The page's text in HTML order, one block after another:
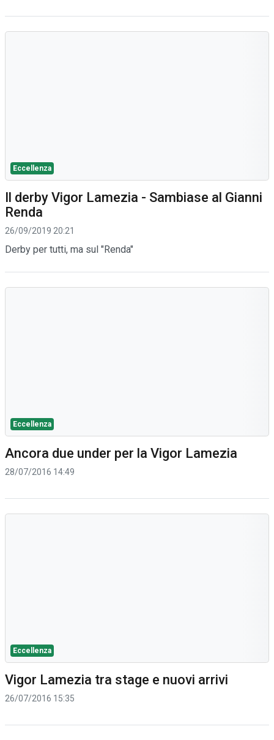
Eccellenza
Il derby Vigor Lamezia - Sambiase al Gianni
Renda
26/09/2019 20:21
Derby per tutti, ma sul "Renda"
Eccellenza
Ancora due under per la Vigor Lamezia
28/07/2016 14:49
Eccellenza
Vigor Lamezia tra stage e nuovi arrivi
26/07/2016 15:35